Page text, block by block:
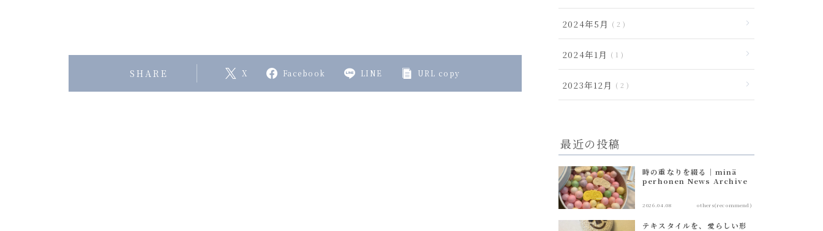
SHARE X Facebook LINE URL copy
2024年5月 2
2024年1月 1
2023年12月 2
最近の投稿
時の重なりを綴る｜minä
perhonen News Archive
2026.04.08 others(recommend)
テキスタイルを、愛らしい形